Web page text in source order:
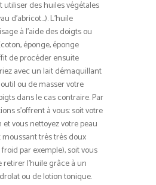
utiliser des huiles végétales
d’abricot…). L’huile
à l’aide des doigts ou
éponge, éponge
de procéder ensuite
avec un lait démaquillant
ou de masser votre
dans le cas contraire. Par
s’offrent à vous: soit votre
vous nettoyez votre peau
très très doux
par exemple), soit vous
l’huile grâce à un
ou de lotion tonique.